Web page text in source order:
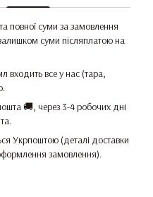
повної суми за замовлення
суми післяплатою на
входить все у нас (тара,
🚚, через 3-4 робочих дні
Укрпоштою (деталі доставки
замовлення).